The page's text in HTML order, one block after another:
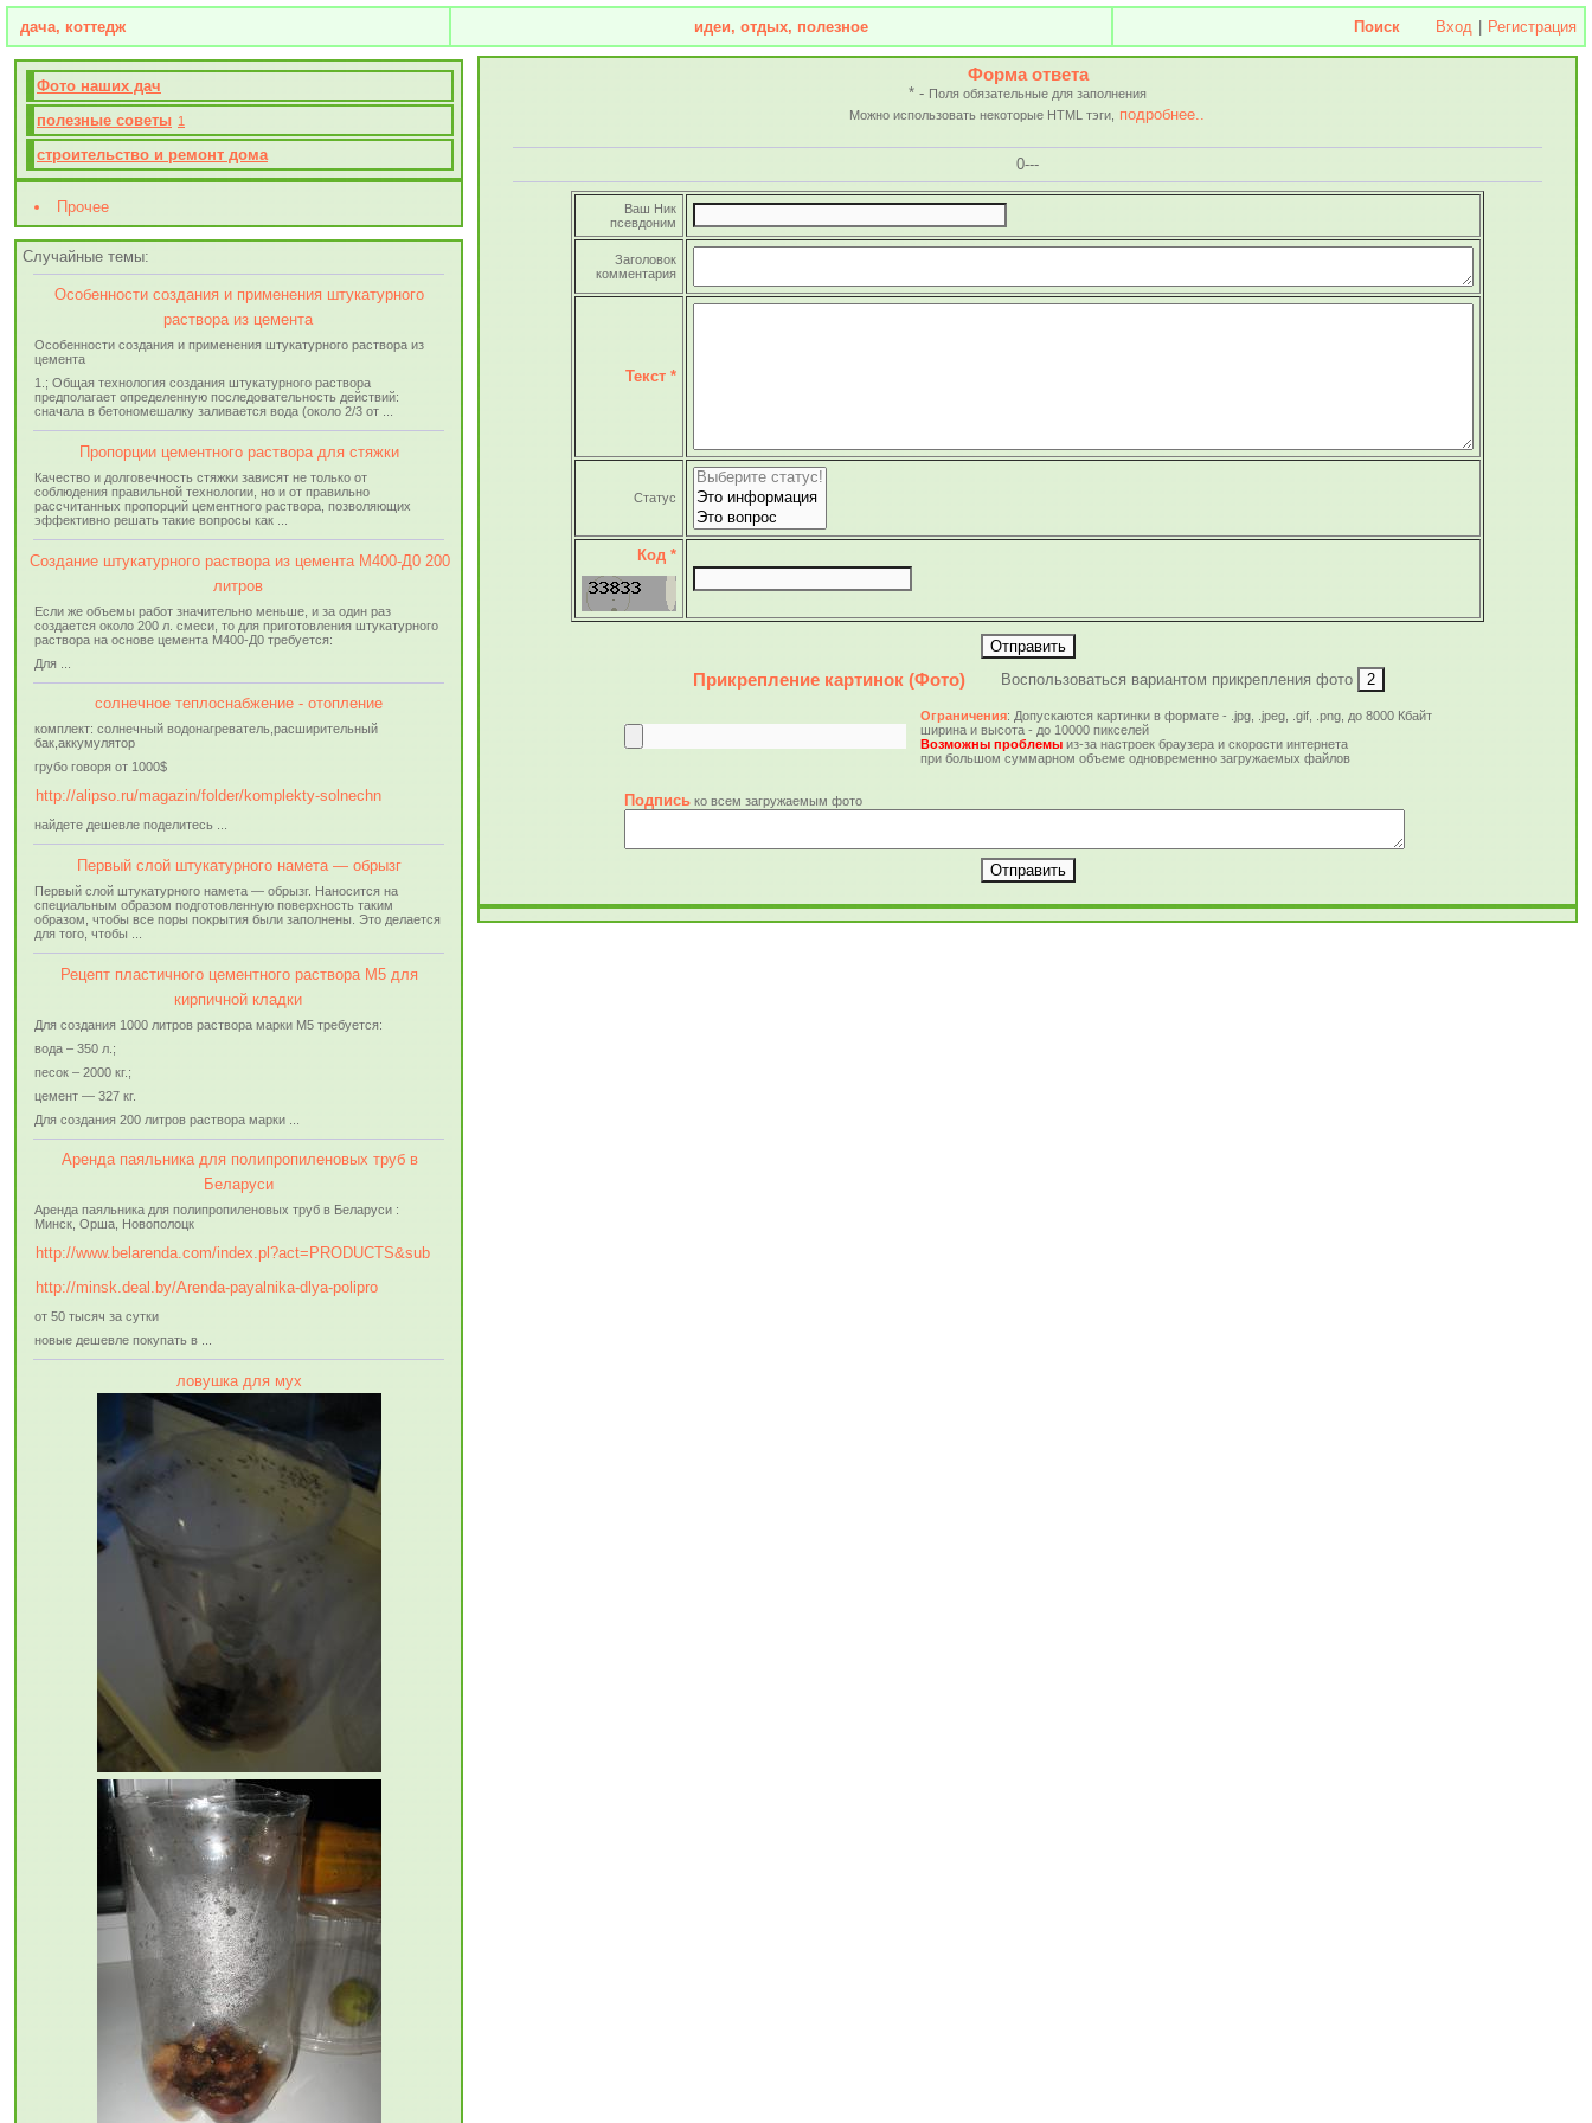
дача, коттедж идеи, отдых, полезное Поиск Вход Регистрация
Форма ответа
* - Поля обязательные для заполнения
Можно использовать некоторые HTML тэги,
подробнее..
0---
Ваш Ник
псевдоним
Заголовок
комментария
Текст *
Статус
Код *
Прикрепление картинок (Фото) Воспользоваться вариантом прикрепления фото
Ограничения: Допускаются картинки в формате - .jpg, .jpeg, .gif, .png, до 8000 Кбайт
ширина и высота - до 10000 пикселей
Возможны проблемыиз-за настроек браузера и скорости интернета
при большом суммарном объеме одновременно загружаемых файлов
Подписько всем загружаемым фото
Фото наших дач
полезные советы 1
строительство и ремонт дома
Прочее
Случайные темы:
Особенности создания и применения штукатурного
раствора из цемента
Особенности создания и применения штукатурного раствора из
цемента
1.​; Общая технология создания штукатурного раствора
предполагает определенную последовательность действий:
сначала в бетономешалку заливается вода (около 2/3 от ...
Пропорции цементного раствора для стяжки
Качество и долговечность стяжки зависят не только от
соблюдения правильной технологии, но и от правильно
рассчитанных пропорций цементного раствора, позволяющих
эффективно решать такие вопросы как ...
Создание штукатурного раствора из цемента М400-Д0 200
литров
Если же объемы работ значительно меньше, и за один раз
создается около 200 л. смеси, то для приготовления штукатурного
раствора на основе цемента М400-Д0 требуется:
Для ...
солнечное теплоснабжение - отопление
комплект: солнечный водонагреватель,расширительный
бак,аккумулятор
грубо говоря от 1000$
http://alipso.ru/magazin/folder/komplekty-solnechn
найдете дешевле поделитесь ...
Первый слой штукатурного намета — обрызг
Первый слой штукатурного намета — обрызг. Наносится на
специальным образом подготовленную поверхность таким
образом, чтобы все поры покрытия были заполнены. Это делается
для того, чтобы ...
Рецепт пластичного цементного раствора М5 для
кирпичной кладки
Для создания 1000 литров раствора марки М5 требуется:
вода – 350 л.;
песок – 2000 кг.;
цемент — 327 кг.
Для создания 200 литров раствора марки ...
Аренда паяльника для полипропиленовых труб в
Беларуси
Аренда паяльника для полипропиленовых труб в Беларуси :
Минск, Орша, Новополоцк
http://www.belarenda.com/index.pl?act=PRODUCTS&sub
http://minsk.deal.by/Arenda-payalnika-dlya-polipro
от 50 тысяч за сутки
новые дешевле покупать в ...
ловушка для мух